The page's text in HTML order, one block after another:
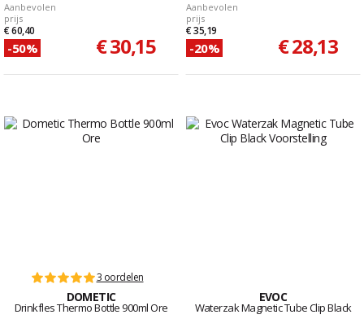
Aanbevolen
prijs
€ 60,40
-50% € 30,15
Aanbevolen
prijs
€ 35,19
-20% € 28,13
3 oordelen
DOMETIC
Drinkfles Thermo Bottle 900ml Ore
EVOC
Waterzak Magnetic Tube Clip Black